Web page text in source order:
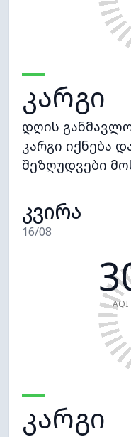
კარგი
დღის
კარგი იქნება
შეზღუდვები
კვირა
16/08
AQI
კარგი